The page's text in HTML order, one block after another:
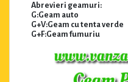
Abrevieri geamuri:
G:Geam auto
G+V:Geam cu tenta verde
G+F:Geam fumuriu